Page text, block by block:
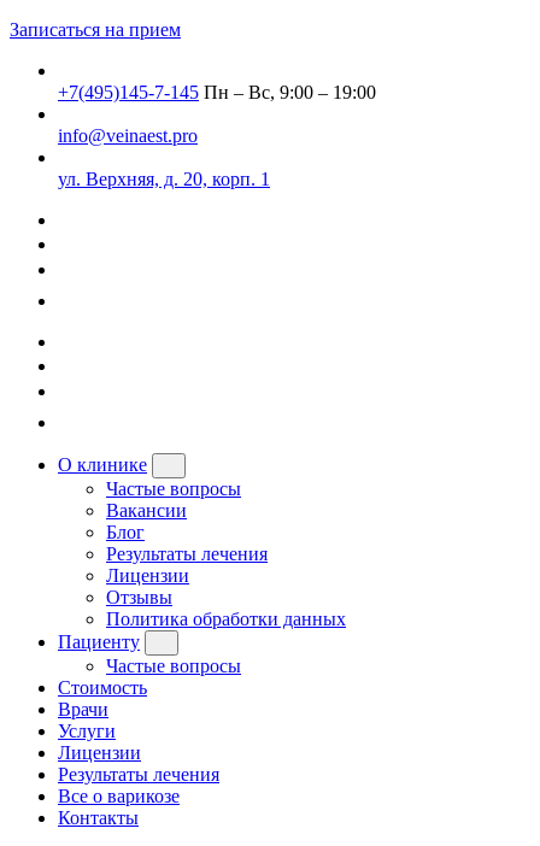
Записаться на прием
+7(495)145-7-145 Пн – Вс, 9:00 – 19:00
info@veinaest.pro
ул. Верхняя, д. 20, корп. 1
О клинике
Частые вопросы
Вакансии
Блог
Результаты лечения
Лицензии
Отзывы
Политика обработки данных
Пациенту
Частые вопросы
Стоимость
Врачи
Услуги
Лицензии
Результаты лечения
Все о варикозе
Контакты